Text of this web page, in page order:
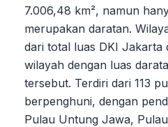
7.006,48 km², namun
merupakan daratan.
dari total luas DKI Jakarta
wilayah dengan luas
tersebut. Terdiri dari 113
berpenghuni, dengan
Pulau Untung Jawa,